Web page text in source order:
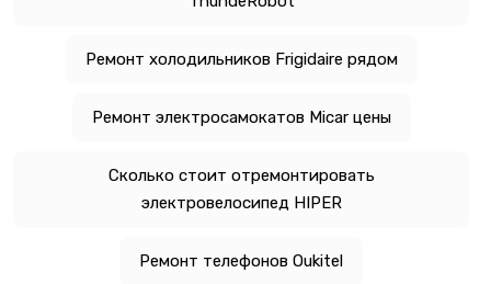
Ремонт холодильников Frigidaire рядом
Ремонт электросамокатов Micar цены
Сколько стоит отремонтировать
электровелосипед HIPER
Ремонт телефонов Oukitel